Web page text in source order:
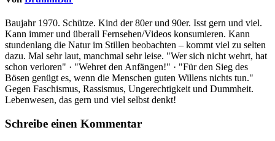
Baujahr 1970. Schütze. Kind der 80er und 90er. Isst gern und viel.
Kann immer und überall Fernsehen/Videos konsumieren. Kann
stundenlang die Natur im Stillen beobachten – kommt viel zu selten
dazu. Mal sehr laut, manchmal sehr leise. "Wer sich nicht wehrt, hat
schon verloren" · "Wehret den Anfängen!" · "Für den Sieg des
Bösen genügt es, wenn die Menschen guten Willens nichts tun."
Gegen Faschismus, Rassismus, Ungerechtigkeit und Dummheit.
Lebenwesen, das gern und viel selbst denkt!
Schreibe einen Kommentar